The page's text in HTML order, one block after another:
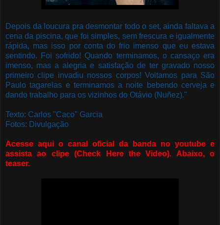
Depois da loucura pra desmontar todo o set, ainda faltava a
cena da piscina, que foi simples, sem frescura e igualmente
rápida, mas isso por conta do frio imenso que eu estava
sentindo. Foi sofrido! Quando terminamos, o cansaço era
imenso, mas a alegria e satisfação de ter gravado nosso
primeiro clipe invadiu nossos corpos! Voltamos para São
Paulo tagarelas e terminamos a noite bebendo cerveja e
dando trabalho para os vizinhos do Otávio (Nuñez)."
Texto: Carlos "Caco" Garcia
Fotos: Divulgação
Acesse aqui o canal oficial da banda no youtube e
assista ao clipe (Check Here the Video). Abaixo, o
teaser.